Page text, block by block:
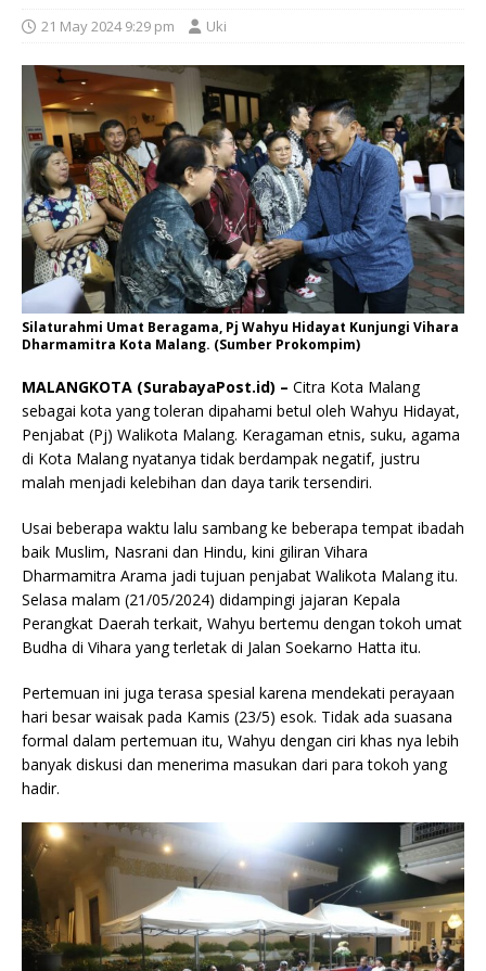
21 May 2024 9:29 pm Uki
Silaturahmi Umat Beragama, Pj Wahyu Hidayat Kunjungi Vihara
Dharmamitra Kota Malang. (Sumber Prokompim)
MALANGKOTA (SurabayaPost.id) – Citra Kota Malang
sebagai kota yang toleran dipahami betul oleh Wahyu Hidayat,
Penjabat (Pj) Walikota Malang. Keragaman etnis, suku, agama
di Kota Malang nyatanya tidak berdampak negatif, justru
malah menjadi kelebihan dan daya tarik tersendiri.
Usai beberapa waktu lalu sambang ke beberapa tempat ibadah
baik Muslim, Nasrani dan Hindu, kini giliran Vihara
Dharmamitra Arama jadi tujuan penjabat Walikota Malang itu.
Selasa malam (21/05/2024) didampingi jajaran Kepala
Perangkat Daerah terkait, Wahyu bertemu dengan tokoh umat
Budha di Vihara yang terletak di Jalan Soekarno Hatta itu.
Pertemuan ini juga terasa spesial karena mendekati perayaan
hari besar waisak pada Kamis (23/5) esok. Tidak ada suasana
formal dalam pertemuan itu, Wahyu dengan ciri khas nya lebih
banyak diskusi dan menerima masukan dari para tokoh yang
hadir.